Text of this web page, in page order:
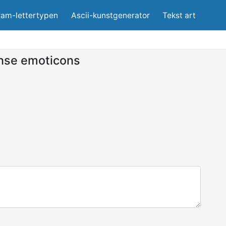
lettertypen Ascii-kunstgenerator Tekst art
emoticons